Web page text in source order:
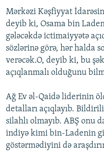
QANUNI DOĞRU
ARAŞDIRMA
MULTIMEDIA
VIDEO
İNFOQRAFIKA
KARIKATURA
RADIO ARXIV
AZƏRBAYCAN ƏDƏBIYYATI
İSLAM VƏ DEMOKRATIYA
İZ - MƏDƏNIYYƏT PROQRAMI
HAQQIMIZDA
MISSIYAMIZ
PEŞƏ ETIKASI VƏ JURNALISTIKA
MATERIALLARIMIZDAN ISTIFADƏ
AZADLIQRADIOSU MOBIL
BIZI IZLƏ
RFE/RL-in bütün saytları
Mərkəzi Kəşfiyyat
deyib ki, Osama bin
gələcəkdə ictimaiyyətə
sözlərinə görə, hər halda
verəcək.O, deyib ki, bu
açıqlanmalı olduğunu
Ağ Ev əl-Qaidə liderinin
detalları açıqlayıb.
silahlı olmayıb. ABŞ onu
indiyə kimi bin-Ladenin
göstərmədiyini də